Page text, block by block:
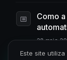
Como
28 maio
Este site